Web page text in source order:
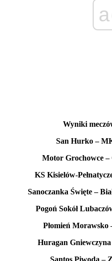
Wyniki
San Hurko –
Motor Grochowce –
KS Kisielów-
Sanoczanka Święte –
Pogoń Sokół
Płomień
Huragan